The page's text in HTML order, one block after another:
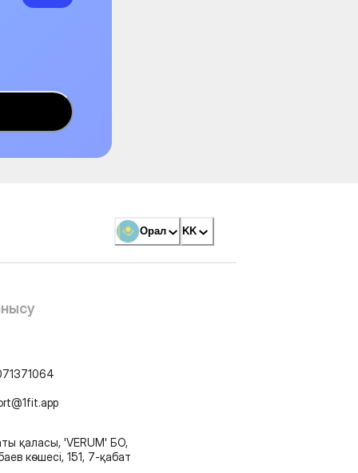
Орал KK
қаласы, 'VERUM' БО,
көшесі, 151, 7-қабат